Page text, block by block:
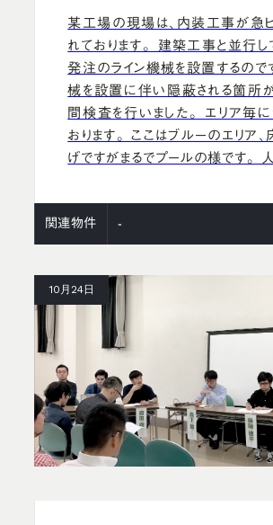
某工場の現場は、内装工事が急
れております。 建築工事と並行し
発注のライン機械を設置するので
械を設置に伴い隠蔽される箇所が
間検査を行いました。 エリア毎
おります。 ここはブルーのエリア
げですがまるでプールの様です。
関連物件 -
10月24日